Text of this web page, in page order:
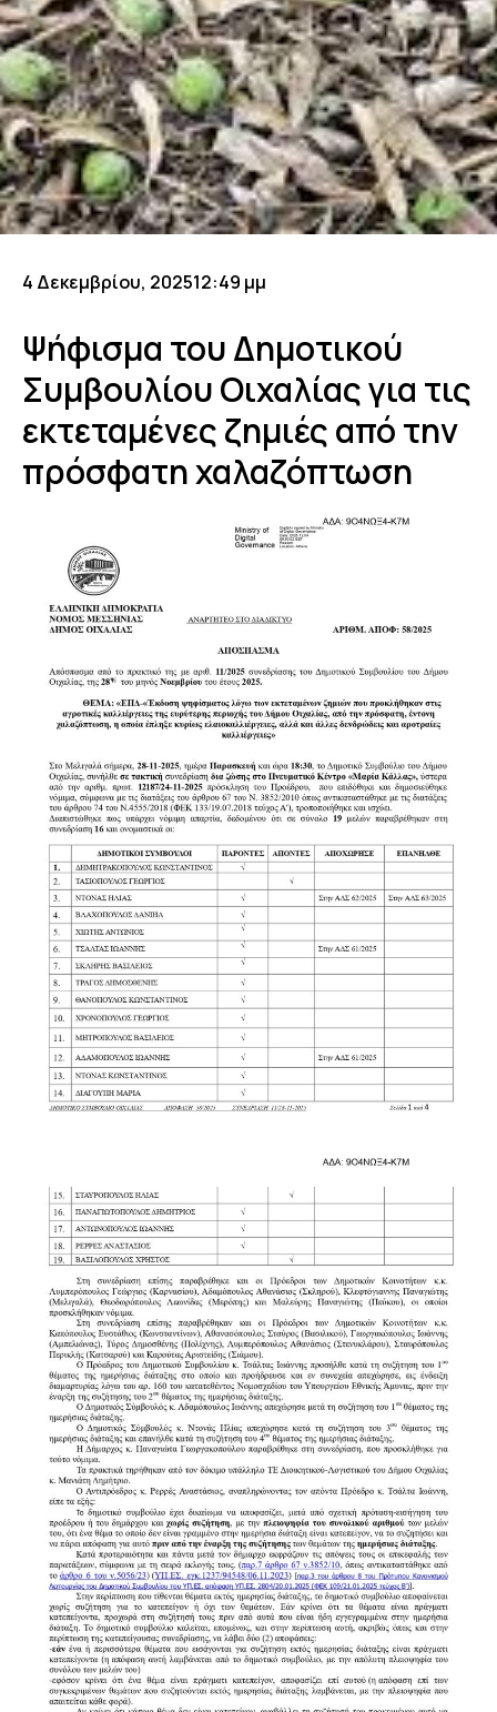
4 Δεκεμβρίου, 202512:49 μμ
Ψήφισμα του Δημοτικού
Συμβουλίου Οιχαλίας για τις
εκτεταμένες ζημιές από την
πρόσφατη χαλαζόπτωση